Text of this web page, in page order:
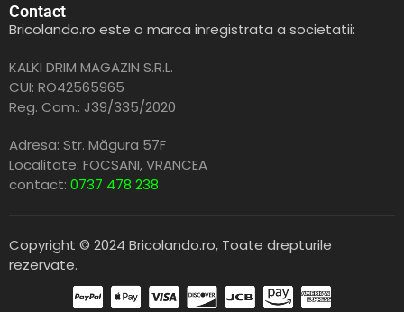
Contact
Bricolando.ro este o marca inregistrata a societatii:
KALKI DRIM MAGAZIN S.R.L.
CUI: RO42565965
Reg. Com.: J39/335/2020
Adresa: Str. Măgura 57F
Localitate: FOCSANI,VRANCEA
contact: 0737 478 238
Copyright © 2024 Bricolando.ro, Toate drepturile
rezervate.